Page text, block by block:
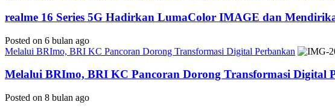
realme 16 Series 5G Hadirkan LumaColor IMAGE dan
Posted on 6 bulan ago
Melalui BRImo, BRI KC Pancoran Dorong Transformasi Digital Perbankan
Melalui BRImo, BRI KC Pancoran Dorong Transformasi Digital
Posted on 8 bulan ago